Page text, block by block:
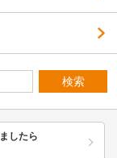
検索
したら